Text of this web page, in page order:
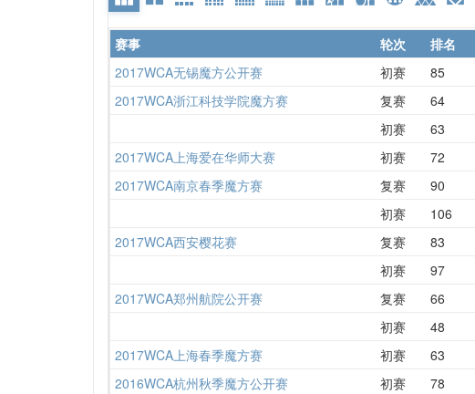
赛事 轮次 排名
2017WCA无锡魔方公开赛
初赛 85
2017WCA浙江科技学院魔方赛 复赛 64
初赛 63
2017WCA上海爱在华师大赛 初赛 72
2017WCA南京春季魔方赛 复赛 90
初赛 106
2017WCA西安樱花赛 复赛 83
初赛 97
2017WCA郑州航院公开赛 复赛 66
初赛 48
2017WCA上海春季魔方赛 初赛 63
2016WCA杭州秋季魔方公开赛 初赛 78